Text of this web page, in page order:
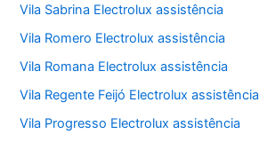
Vila Sabrina Electrolux assistência
Vila Romero Electrolux assistência
Vila Romana Electrolux assistência
Vila Regente Feijó Electrolux assistência
Vila Progresso Electrolux assistência